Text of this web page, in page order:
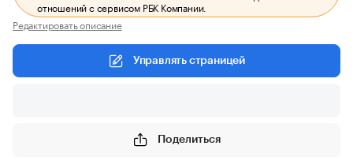
отношений с сервисом РБК Компании.
Редактировать описание
Управлять страницей
Поделиться